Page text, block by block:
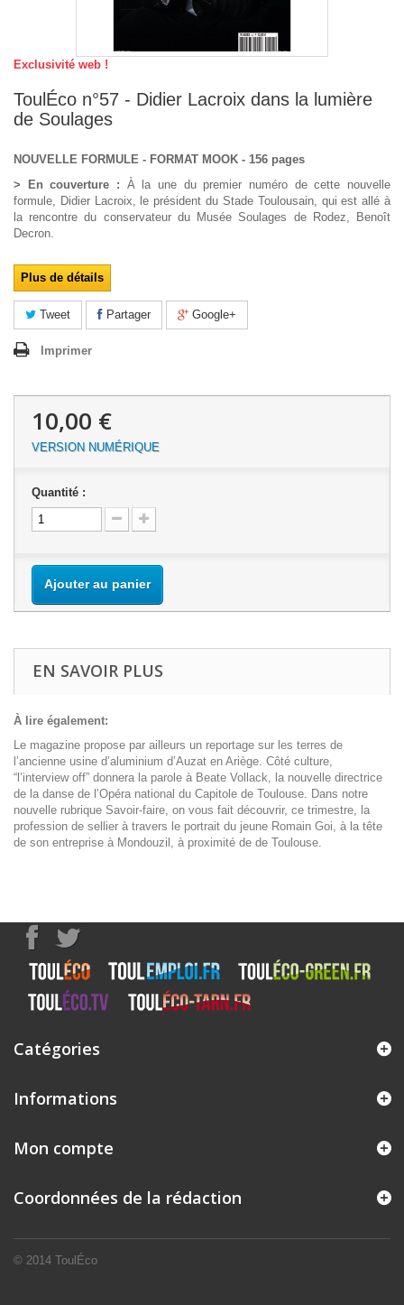
Exclusivité web !
ToulÉco n°57 - Didier Lacroix dans la lumière
de Soulages
NOUVELLE FORMULE - FORMAT MOOK - 156 pages
> En couverture : À la une du premier numéro de cette nouvelle
formule, Didier Lacroix, le président du Stade Toulousain, qui est allé à
la rencontre du conservateur du Musée Soulages de Rodez, Benoît
Decron.
Plus de détails
Tweet Partager Google+
Imprimer
10,00 €
VERSION NUMÉRIQUE
Quantité :
Ajouter au panier
EN SAVOIR PLUS
À lire également:
Le magazine propose par ailleurs un reportage sur les terres de
l’ancienne usine d’aluminium d’Auzat en Ariège. Côté culture,
“l’interview off” donnera la parole à Beate Vollack, la nouvelle directrice
de la danse de l’Opéra national du Capitole de Toulouse. Dans notre
nouvelle rubrique Savoir-faire, on vous fait découvrir, ce trimestre, la
profession de sellier à travers le portrait du jeune Romain Goi, à la tête
de son entreprise à Mondouzil, à proximité de de Toulouse.
Catégories
Informations
© 2014 ToulÉco
Mon compte
Coordonnées de la rédaction